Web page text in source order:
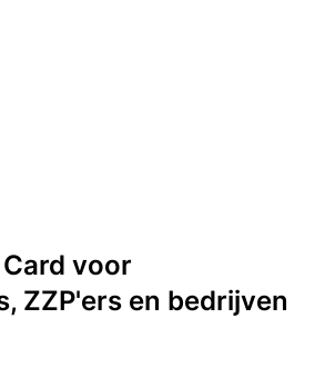
voor
ZZP'ers en bedrijven